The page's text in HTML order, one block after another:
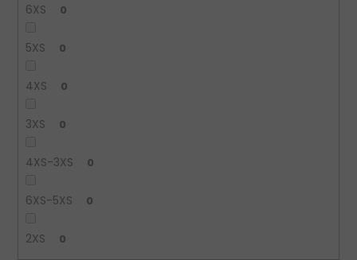
6XS 0
5XS 0
4XS 0
3XS 0
4XS-3XS 0
6XS-5XS 0
2XS 0